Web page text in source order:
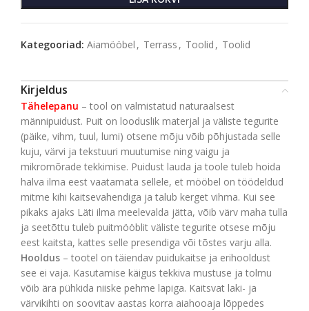
Kategooriad: Aiamööbel , Terrass , Toolid , Toolid
Kirjeldus
Tähelepanu – tool on valmistatud naturaalsest
männipuidust. Puit on looduslik materjal ja väliste tegurite
(päike, vihm, tuul, lumi) otsene mõju võib põhjustada selle
kuju, värvi ja tekstuuri muutumise ning vaigu ja
mikromõrade tekkimise. Puidust lauda ja toole tuleb hoida
halva ilma eest vaatamata sellele, et mööbel on töödeldud
mitme kihi kaitsevahendiga ja talub kerget vihma. Kui see
pikaks ajaks Läti ilma meelevalda jätta, võib värv maha tulla
ja seetõttu tuleb puitmööblit väliste tegurite otsese mõju
eest kaitsta, kattes selle presendiga või tõstes varju alla.
Hooldus – tootel on täiendav puidukaitse ja erihooldust
see ei vaja. Kasutamise käigus tekkiva mustuse ja tolmu
võib ära pühkida niiske pehme lapiga. Kaitsvat laki- ja
värvikihti on soovitav aastas korra aiahooaja lõppedes